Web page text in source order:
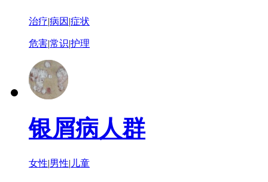
治疗|病因 |症状
危害|常识|护理
银屑病人群
女性|男性| 儿童